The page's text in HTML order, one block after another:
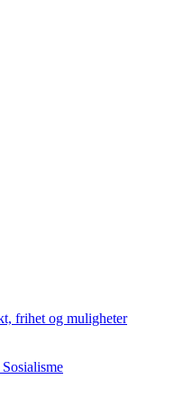
frihet og muligheter
Sosialisme